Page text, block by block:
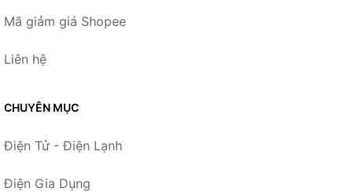
Mã giảm giá Shopee
Liên hệ
CHUYÊN MỤC
Điện Tử - Điện Lạnh
Điện Gia Dụng